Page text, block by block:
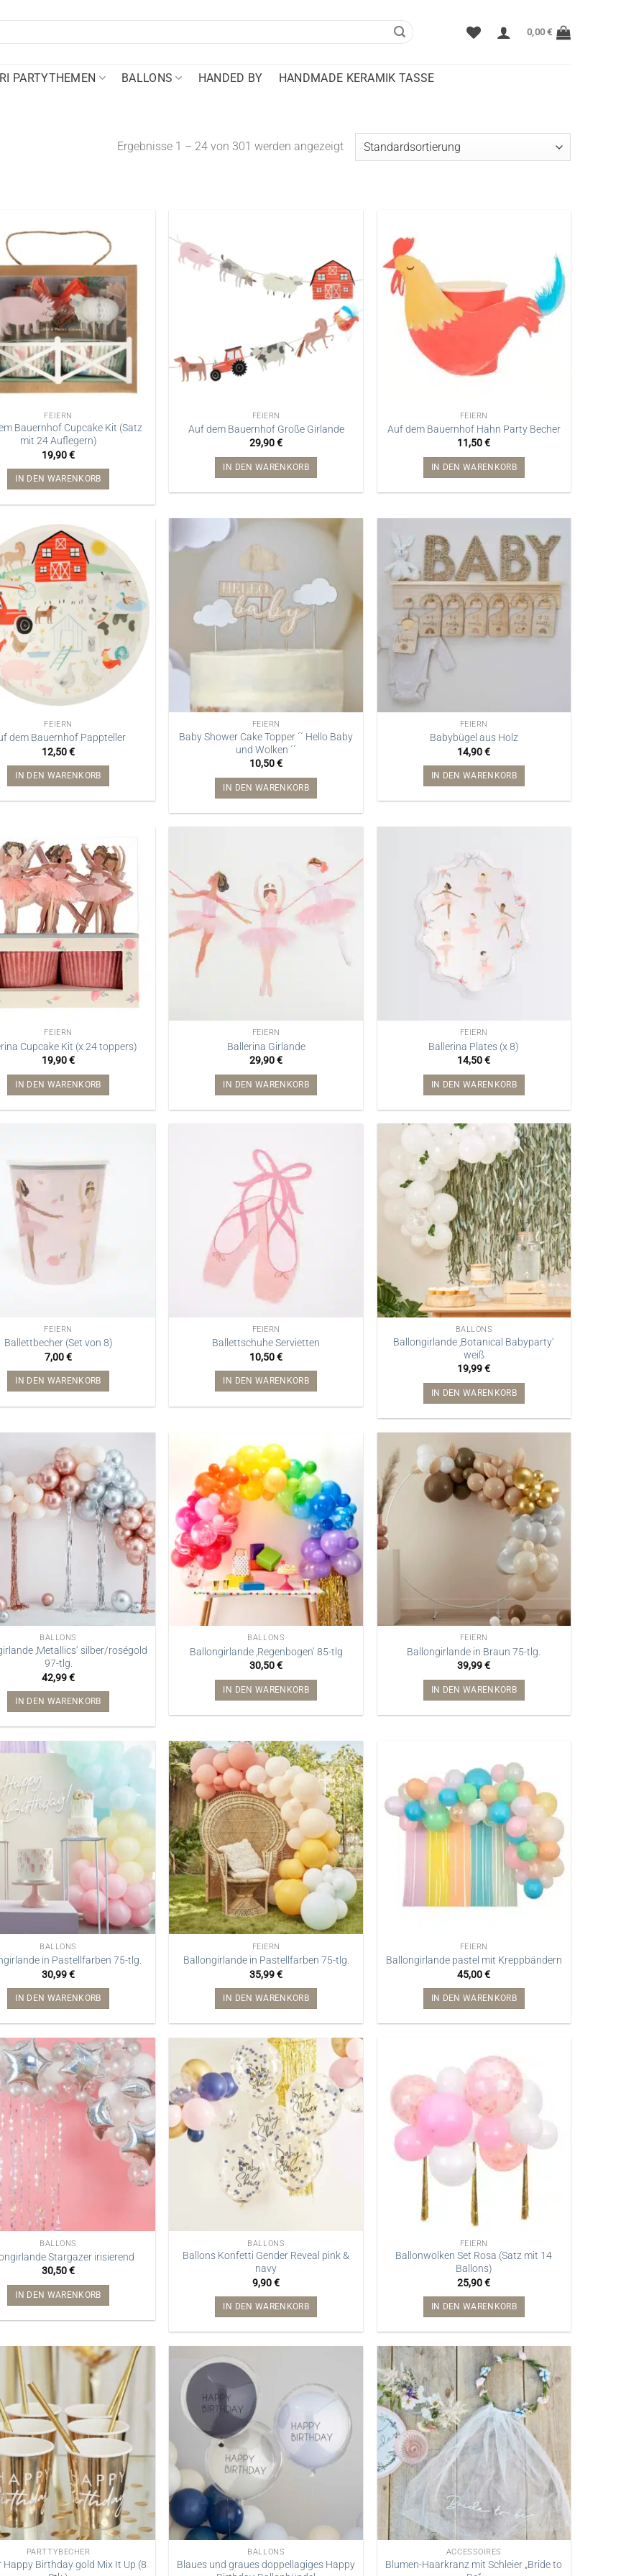
0,00€
PARTYTHEMEN BALLONS HANDED BY HANDMADE KERAMIK TASSE
Ergebnisse 1 – 24 von 301 werden angezeigt
FEIERN
Bauernhof Cupcake Kit (Satz
mit 24 Auflegern)
19,90€
IN DEN WARENKORB
FEIERN
Auf dem Bauernhof Große Girlande
29,90€
IN DEN WARENKORB
FEIERN
Auf dem Bauernhof Hahn Party Becher
11,50€
IN DEN WARENKORB
FEIERN
dem Bauernhof Pappteller
12,50€
IN DEN WARENKORB
FEIERN
Baby Shower Cake Topper ´´ Hello Baby
und Wolken ´´
10,50€
IN DEN WARENKORB
FEIERN
Babybügel aus Holz
14,90€
IN DEN WARENKORB
FEIERN
Cupcake Kit (x 24 toppers)
19,90€
IN DEN WARENKORB
FEIERN
Ballerina Girlande
29,90€
IN DEN WARENKORB
FEIERN
Ballerina Plates (x 8)
14,50€
IN DEN WARENKORB
FEIERN
Ballettbecher (Set von 8)
7,00€
IN DEN WARENKORB
FEIERN
Ballettschuhe Servietten
10,50€
IN DEN WARENKORB
BALLONS
Ballongirlande ‚Botanical Babyparty‘
weiß
19,99€
IN DEN WARENKORB
BALLONS
‚Metallics‘ silber/roségold
97-tlg.
42,99€
IN DEN WARENKORB
BALLONS
Ballongirlande ‚Regenbogen‘ 85-tlg
30,50€
IN DEN WARENKORB
FEIERN
Ballongirlande in Braun 75-tlg.
39,99€
IN DEN WARENKORB
BALLONS
in Pastellfarben 75-tlg.
30,99€
IN DEN WARENKORB
FEIERN
Ballongirlande in Pastellfarben 75-tlg.
35,99€
IN DEN WARENKORB
FEIERN
Ballongirlande pastel mit Kreppbändern
45,00€
IN DEN WARENKORB
BALLONS
Stargazer irisierend
30,50€
IN DEN WARENKORB
BALLONS
Ballons Konfetti Gender Reveal pink &
navy
9,90€
IN DEN WARENKORB
FEIERN
Ballonwolken Set Rosa (Satz mit 14
Ballons)
25,90€
IN DEN WARENKORB
PARTTYBECHER
Happy Birthday gold Mix It Up (8
BALLONS
Blaues und graues doppellagiges Happy
ACCESSOIRES
Blumen-Haarkranz mit Schleier „Bride to